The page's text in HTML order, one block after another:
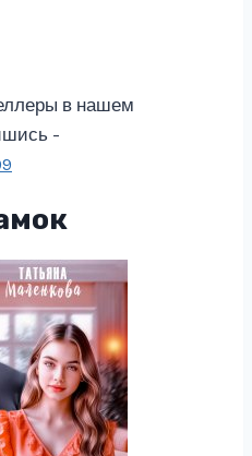
в нашем
-